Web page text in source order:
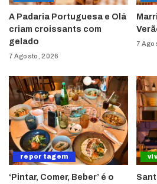
A Padaria Portuguesa e Olá
criam croissants com
gelado
7 Agosto, 2026
7
reportagem
‘Pintar, Comer, Beber’ é o